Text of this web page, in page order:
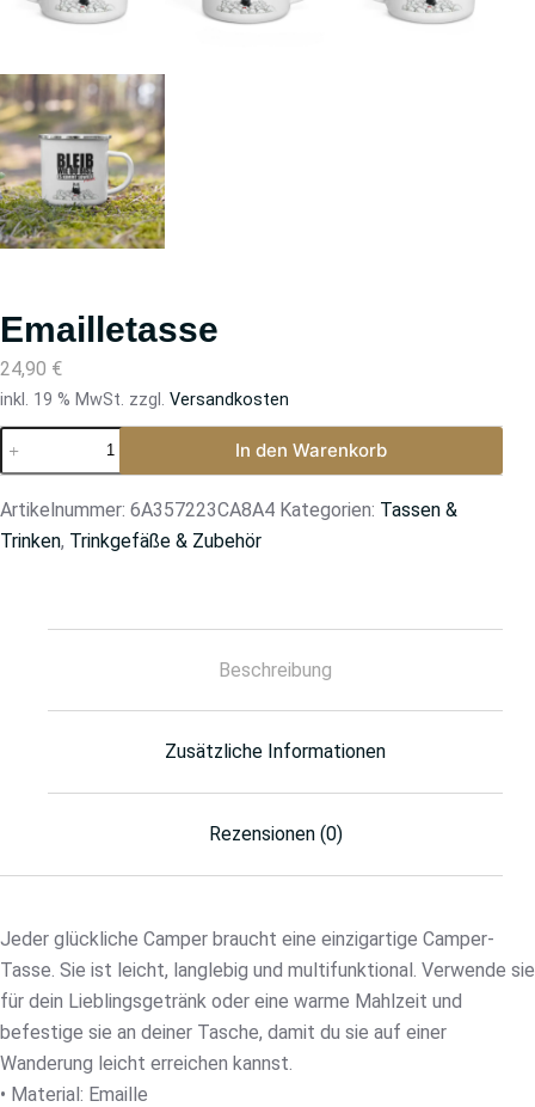
Emailletasse
24,90 €
inkl. 19 % MwSt. zzgl. Versandkosten
In den Warenkorb
Artikelnummer: 6A357223CA8A4 Kategorien: Tassen &
Trinken, Trinkgefäße & Zubehör
Beschreibung
Zusätzliche Informationen
Rezensionen (0)
Jeder glückliche Camper braucht eine einzigartige Camper-
Tasse. Sie ist leicht, langlebig und multifunktional. Verwende sie
für dein Lieblingsgetränk oder eine warme Mahlzeit und
befestige sie an deiner Tasche, damit du sie auf einer
Wanderung leicht erreichen kannst.
• Material: Emaille